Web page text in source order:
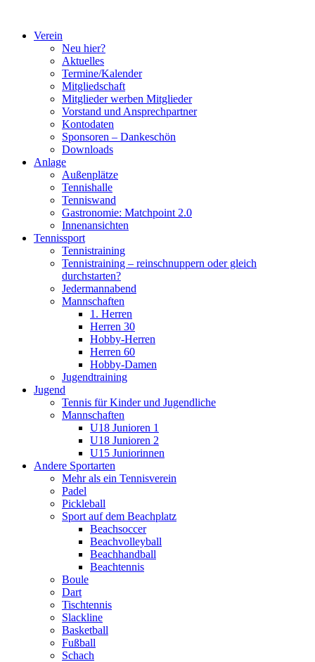
springenVerein
Neu hier?
Aktuelles
Termine/Kalender
Mitgliedschaft
Mitglieder werben Mitglieder
Vorstand und Ansprechpartner
Kontodaten
Sponsoren – Dankeschön
Downloads
Anlage
Außenplätze
Tennishalle
Tenniswand
Gastronomie: Matchpoint 2.0
Innenansichten
Tennissport
Tennistraining
Tennistraining – reinschnuppern oder gleich
durchstarten?
Jedermannabend
Mannschaften
1. Herren
Herren 30
Hobby-Herren
Herren 60
Hobby-Damen
Jugendtraining
Jugend
Tennis für Kinder und Jugendliche
Mannschaften
U18 Junioren 1
U18 Junioren 2
U15 Juniorinnen
Andere Sportarten
Mehr als ein Tennisverein
Padel
Pickleball
Sport auf dem Beachplatz
Beachsoccer
Beachvolleyball
Beachhandball
Beachtennis
Boule
Dart
Tischtennis
Slackline
Basketball
Fußball
Schach